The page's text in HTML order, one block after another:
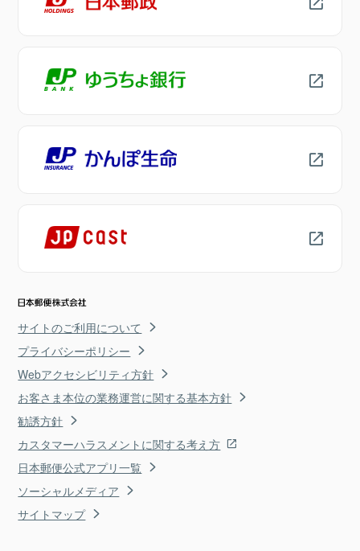
サイトのご利用について
プライバシーポリシー
Webアクセシビリティ方針
お客さま本位の業務運営に関する基本方針
勧誘方針
カスタマーハラスメントに関する考え方
日本郵便公式アプリ一覧
ソーシャルメディア
サイトマップ